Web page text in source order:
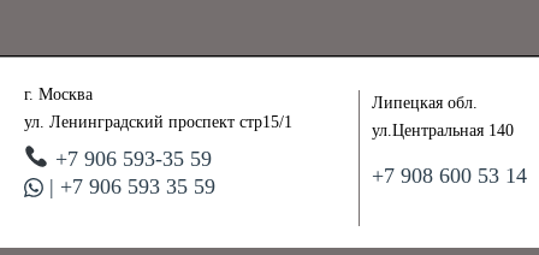
г. Москва
ул. Ленинградский проспект стр15/1
+7 906 593-35 59
| +7 906 593 35 59
Липецкая обл.
ул.Центральная 140
+7 908 600 53 14